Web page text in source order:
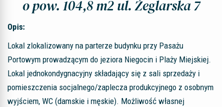
o pow. 104,8 m2 ul. Żeglarska 7
Opis:
Lokal zlokalizowany na parterze budynku przy Pasażu
Portowym prowadzącym do jeziora Niegocin i Plaży Miejskiej.
Lokal jednokondygnacyjny składający się z sali sprzedaży i
pomieszczenia socjalnego/zaplecza produkcyjnego z osobnym
wyjściem, WC (damskie i męskie). Możliwość własnej